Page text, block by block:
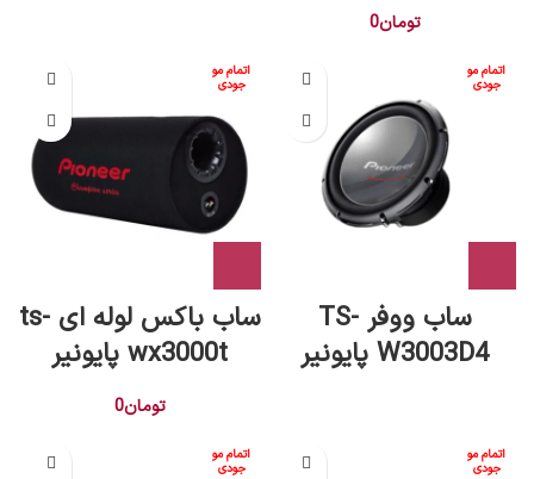
تومان0
اتمام مو
جودی
ساب ووفر TS-
W3003D4 پایونیر
اتمام مو
جودی
ساب باکس لوله ای ts-
wx3000t پایونیر
تومان0
اتمام مو
جودی
اتمام مو
جودی